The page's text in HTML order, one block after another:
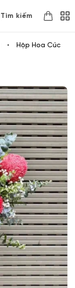
Tìm kiếm
•
Hộp Hoa Cúc